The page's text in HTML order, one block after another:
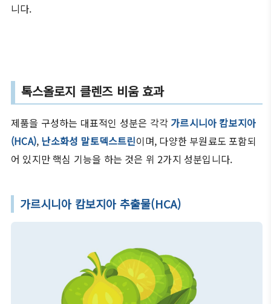
니다.
톡스올로지 클렌즈 비움 효과
제품을 구성하는 대표적인 성분은 각각 가르시니아 캄보지아
(HCA), 난소화성 말토덱스트린이며, 다양한 부원료도 포함되
어 있지만 핵심 기능을 하는 것은 위 2가지 성분입니다.
가르시니아 캄보지아 추출물(HCA)